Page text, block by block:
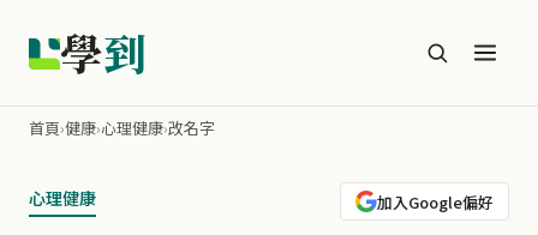
學到
首頁›健康›心理健康›改名字
心理健康 加入Google偏好